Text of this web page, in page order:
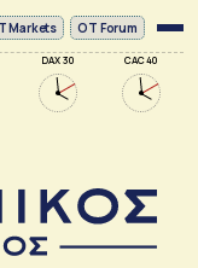
DAX 30 CAC 40
Markets OT Forum